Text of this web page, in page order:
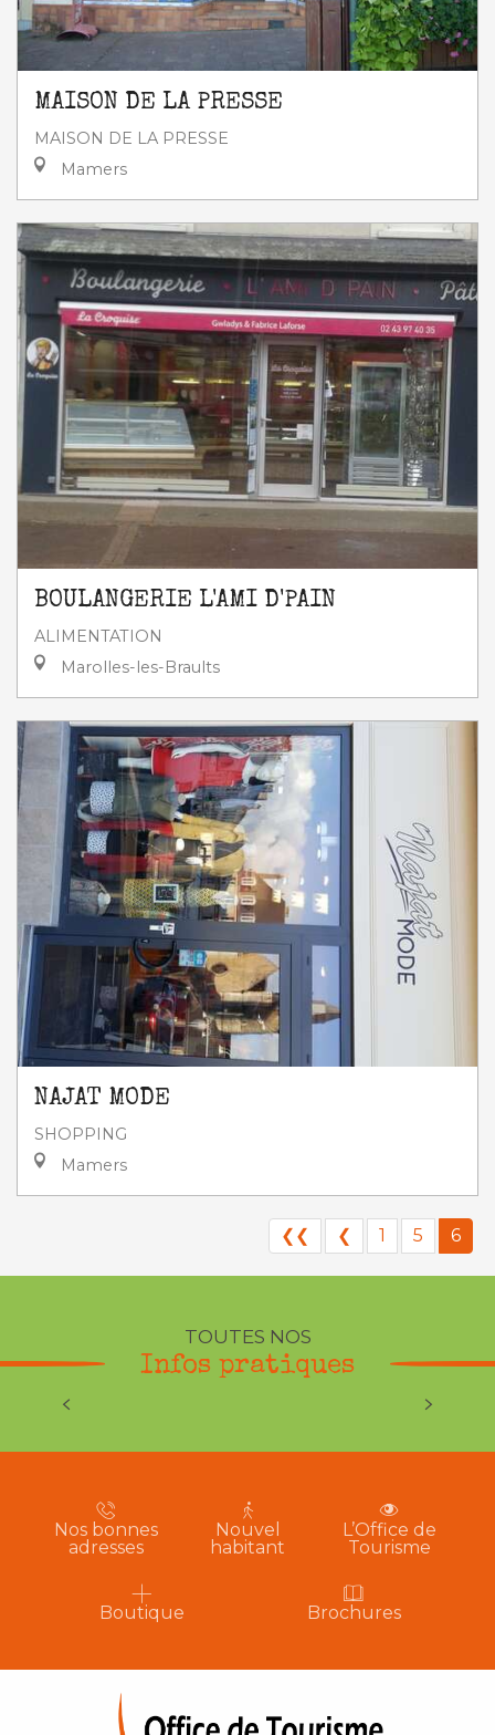
MAISON DE LA PRESSE
MAISON DE LA PRESSE
Mamers
BOULANGERIE L'AMI D'PAIN
ALIMENTATION
Marolles-les-Braults
NAJAT MODE
SHOPPING
Mamers
❮❮ ❮ 1 5 6
TOUTES NOS
Infos pratiques
Nos bonnes
adresses
Nouvel
habitant
L’Office de
Tourisme
Boutique Brochures